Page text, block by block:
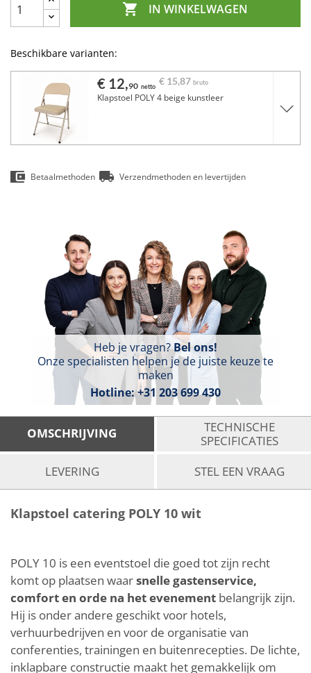
 IN WINKELWAGEN
Beschikbare varianten:
€ 12,90 netto € 15,87 bruto
Klapstoel POLY 4 beige kunstleer
Betaalmethoden Verzendmethoden en levertijden
Heb je vragen?Bel ons!
Onze specialisten helpen je de juiste keuze te
maken
Hotline:+31 203 699 430
OMSCHRIJVING
TECHNISCHE
SPECIFICATIES
LEVERING
STEL EEN VRAAG
Klapstoel catering POLY 10 wit
POLY 10 is een eventstoel die goed tot zijn recht
komt op plaatsen waarsnelle gastenservice,
comfort en orde na het evenement belangrijk zijn.
Hij is onder andere geschikt voor hotels,
verhuurbedrijven en voor de organisatie van
conferenties, trainingen en buitenrecepties. De lichte,
inklapbare constructie maakt het gemakkelijk om